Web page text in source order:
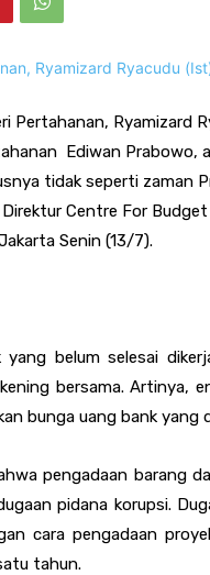
Pertahanan, Ryamizard
Ediwan Prabowo,
tidak seperti zaman
Centre For
Senin (13/7).
belum selesai
bersama. Artinya,
bunga uang bank
pengadaan barang
pidana korupsi.
cara pengadaan
tahun.